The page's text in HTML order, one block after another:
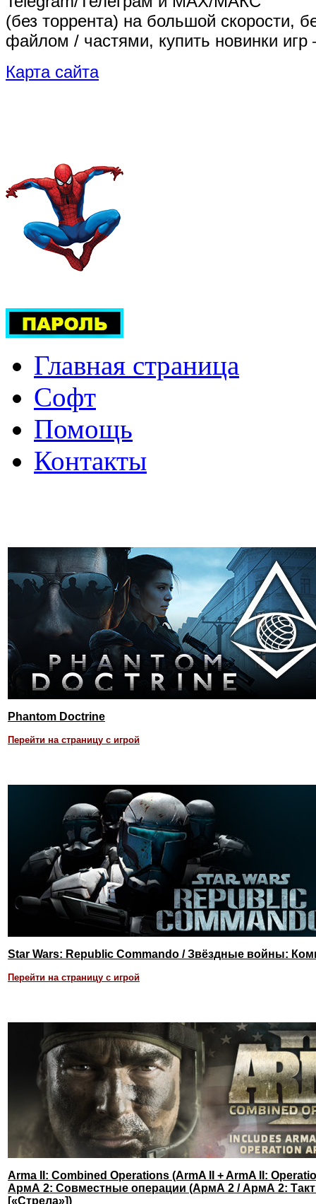
(без торрента) на большой скорости,
файлом / частями, купить новинки
Карта сайта
Главная страница
Софт
Помощь
Контакты
Phantom Doctrine
Перейти на страницу с игрой
Star Wars: Republic Commando / Звёздные войны:
Перейти на страницу с игрой
Arma II: Combined Operations (ArmA II + ArmA II:
АрмА 2: Совместные операции (АрмА 2 / АрмА 2:
[«Стрела»])